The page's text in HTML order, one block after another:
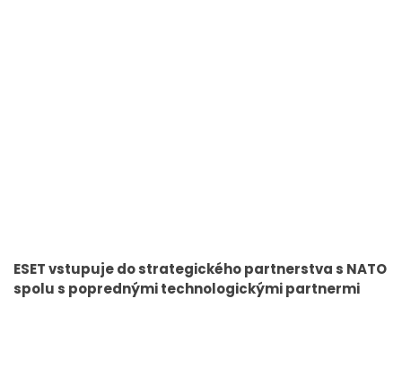
ESET vstupuje do strategického partnerstva s NATO
spolu s poprednými technologickými partnermi